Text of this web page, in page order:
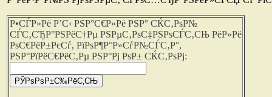
Р•СЃР»Рё Р’С‹ РЅР°С€Р»Рё РЅР° СЌС‚РѕР№
СЃС‚СЂР°РЅРёС†Рµ РЅРµС‚РѕС‡РЅРѕСЃС‚СЊ РёР»Рё
РѕС€РёР±РєСѓ, РїРѕР¶Р°Р»СѓР№СЃС‚Р°,
РЅР°РїРёС€РёС‚Рµ РЅР°Рј РѕР± СЌС‚РѕРј: